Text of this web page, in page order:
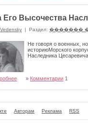
Его Высочества
Vedensky | Раздел: �������
Не говоря о военных,
историюМорского
Наследника
» Комментарии 1
Авторам Реклама RSS